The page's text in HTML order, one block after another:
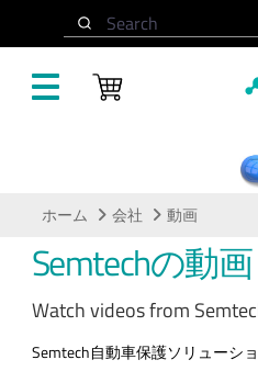
Search
ホーム 会社 動画
Semtechの動画
Watch videos from
Semtech自動車保護ソリューショ